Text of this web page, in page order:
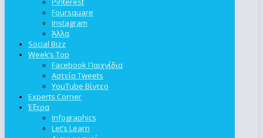
Foursquare
Instagram
Άλλα
Social Bizz
Week’s Top
Facebook Παιχνίδια
Αστεία Tweets
YouTube Βίντεο
Experts Corner
Έξτρα
Infographics
Let’s Learn